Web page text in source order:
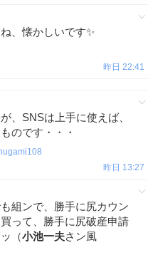
、懐かしいです✨
昨日 22:41
、SNSは上手に使えば、
のです・・・
昨日 13:27
組ンで、勝手に尻カウン
って、勝手に尻破産申請
（小池一夫さン風